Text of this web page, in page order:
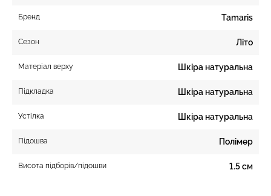
Бренд Tamaris
Сезон Літо
Матеріал верху Шкіра натуральна
Підкладка Шкіра натуральна
Устілка Шкіра натуральна
Підошва Полімер
Висота підборів/підошви 1.5 см